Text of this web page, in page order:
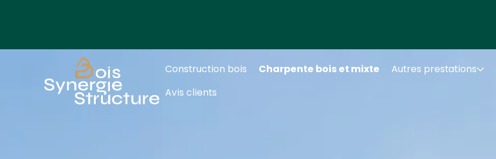
Construction bois Charpente bois et mixte Autres prestations
Avis clients